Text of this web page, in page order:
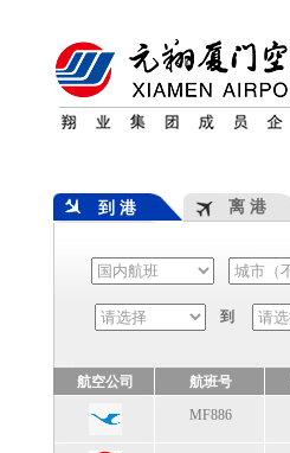
到 港 离 港
到
航空公司 航班号
MF886